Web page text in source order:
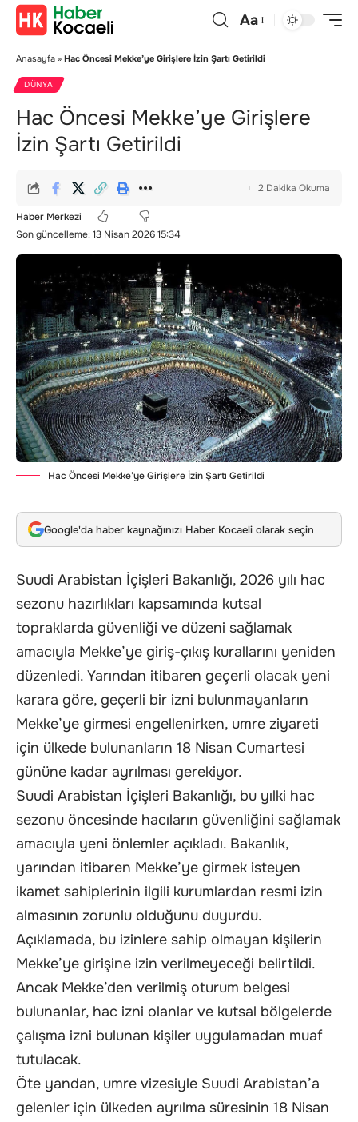
Aa
Anasayfa » Hac Öncesi Mekke’ye Girişlere İzin Şartı Getirildi
DÜNYA
Hac Öncesi Mekke’ye Girişlere
İzin Şartı Getirildi
Son güncelleme: 13 Nisan 2026 15:34
Haber Merkezi
2 Dakika Okuma
Hac Öncesi Mekke’ye Girişlere İzin Şartı Getirildi
Google'da haber kaynağınızı Haber Kocaeli olarak seçin
Suudi Arabistan İçişleri Bakanlığı, 2026 yılı hac
sezonu hazırlıkları kapsamında kutsal
topraklarda güvenliği ve düzeni sağlamak
amacıyla Mekke’ye giriş-çıkış kurallarını yeniden
düzenledi. Yarından itibaren geçerli olacak yeni
karara göre, geçerli bir izni bulunmayanların
Mekke’ye girmesi engellenirken, umre ziyareti
için ülkede bulunanların 18 Nisan Cumartesi
gününe kadar ayrılması gerekiyor.
Suudi Arabistan İçişleri Bakanlığı, bu yılki hac
sezonu öncesinde hacıların güvenliğini sağlamak
amacıyla yeni önlemler açıkladı. Bakanlık,
yarından itibaren Mekke’ye girmek isteyen
ikamet sahiplerinin ilgili kurumlardan resmi izin
almasının zorunlu olduğunu duyurdu.
Açıklamada, bu izinlere sahip olmayan kişilerin
Mekke’ye girişine izin verilmeyeceği belirtildi.
Ancak Mekke’den verilmiş oturum belgesi
bulunanlar, hac izni olanlar ve kutsal bölgelerde
çalışma izni bulunan kişiler uygulamadan muaf
tutulacak.
Öte yandan, umre vizesiyle Suudi Arabistan’a
gelenler için ülkeden ayrılma süresinin 18 Nisan